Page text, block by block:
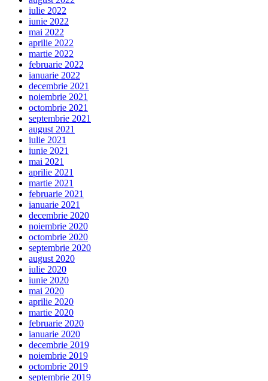
iulie 2022
iunie 2022
mai 2022
aprilie 2022
martie 2022
februarie 2022
ianuarie 2022
decembrie 2021
noiembrie 2021
octombrie 2021
septembrie 2021
august 2021
iulie 2021
iunie 2021
mai 2021
aprilie 2021
martie 2021
februarie 2021
ianuarie 2021
decembrie 2020
noiembrie 2020
octombrie 2020
septembrie 2020
august 2020
iulie 2020
iunie 2020
mai 2020
aprilie 2020
martie 2020
februarie 2020
ianuarie 2020
decembrie 2019
noiembrie 2019
octombrie 2019
septembrie 2019